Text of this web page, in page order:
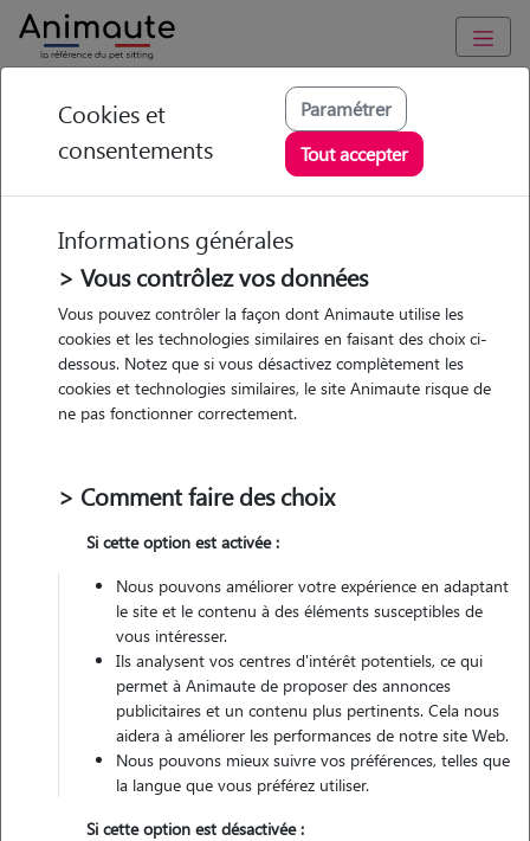
Animaute Auvergne-Rhône-Alpes Rhône/Lyon 4e
Arrondissement
Anita - Petsitter à
LYON 04
• 20 ans
Garde
chez le Pet Sitter
Pas d'animaux
Non véhiculé
Contacter
L'envoi d'une demande est sans engagement
Cookies et
consentements
Paramétrer
Tout accepter
Informations générales
> Vous contrôlez vos données
Vous pouvez contrôler la façon dont Animaute utilise les
cookies et les technologies similaires en faisant des choix ci-
dessous. Notez que si vous désactivez complètement les
cookies et technologies similaires, le site Animaute risque de
ne pas fonctionner correctement.
> Comment faire des choix
Si cette option est activée :
Nous pouvons améliorer votre expérience en adaptant
le site et le contenu à des éléments susceptibles de
vous intéresser.
Ils analysent vos centres d'intérêt potentiels, ce qui
permet à Animaute de proposer des annonces
publicitaires et un contenu plus pertinents. Cela nous
aidera à améliorer les performances de notre site Web.
Nous pouvons mieux suivre vos préférences, telles que
la langue que vous préférez utiliser.
Si cette option est désactivée :